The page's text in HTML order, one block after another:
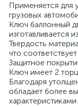
Применяется для
грузовых
Ключ баллонный
изготавливается
Твердость
что
Защитное
Ключ имеет 2
Благодаря
обладает более